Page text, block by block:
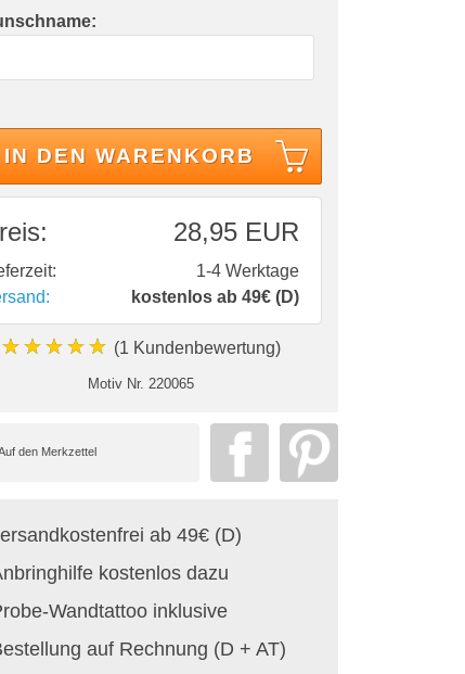
IN DEN WARENKORB
28,95 EUR
1-4 Werktage
kostenlos ab 49€ (D)
★★★★★ (1 Kundenbewertung)
Motiv Nr. 220065
ab 49€ (D)
kostenlos dazu
Wandtattoo inklusive
auf Rechnung (D + AT)